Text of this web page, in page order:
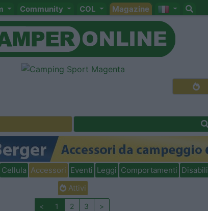
Community COL Magazine
Cellula Accessori Eventi Leggi Comportamenti Disabili
Attivi
< 1 2 3 >